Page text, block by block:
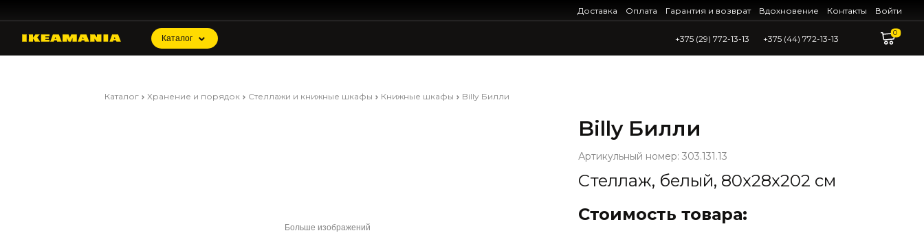
Доставка Оплата Гарантия и возврат Вдохновение Контакты Войти
Каталог +375 (29) 772-13-13 +375 (44) 772-13-13
0
Каталог Хранение и порядок Стеллажи и книжные шкафы Книжные шкафы Billy Билли
Больше изображений
Billy Билли
Артикульный номер: 303.131.13
Стеллаж, белый, 80x28x202 см
Стоимость товара: